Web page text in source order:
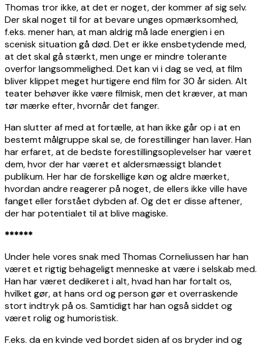
Thomas tror ikke, at det er noget, der kommer af sig selv.
Der skal noget til for at bevare unges opmærksomhed,
f.eks. mener han, at man aldrig må lade energien i en
scenisk situation gå død. Det er ikke ensbetydende med,
at det skal gå stærkt, men unge er mindre tolerante
overfor langsommelighed. Det kan vi i dag se ved, at film
bliver klippet meget hurtigere end film for 30 år siden. Alt
teater behøver ikke være filmisk, men det kræver, at man
tør mærke efter, hvornår det fanger.
Han slutter af med at fortælle, at han ikke går op i at en
bestemt målgruppe skal se, de forestillinger han laver. Han
har erfaret, at de bedste forestillingsoplevelser har været
dem, hvor der har været et aldersmæssigt blandet
publikum. Her har de forskellige køn og aldre mærket,
hvordan andre reagerer på noget, de ellers ikke ville have
fanget eller forstået dybden af. Og det er disse aftener,
der har potentialet til at blive magiske.
******
Under hele vores snak med Thomas Corneliussen har han
været et rigtig behageligt menneske at være i selskab med.
Han har været dedikeret i alt, hvad han har fortalt os,
hvilket gør, at hans ord og person gør et overraskende
stort indtryk på os. Samtidigt har han også siddet og
været rolig og humoristisk.
F.eks. da en kvinde ved bordet siden af os bryder ind og